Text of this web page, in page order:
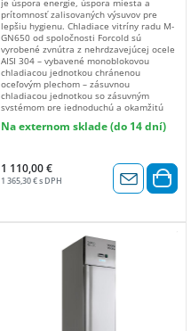
je úspora energie, úspora miesta a
prítomnosť zalisovaných výsuvov pre
lepšiu hygienu. Chladiace vitríny radu M-
GN650 od spoločnosti Forcold sú
vyrobené zvnútra z nehrdzavejúcej ocele
AISI 304 – vybavené monoblokovou
chladiacou jednotkou chránenou
oceľovým plechom – zásuvnou
chladiacou jednotkou so zásuvným
systémom pre jednoduchú a okamžitú
odstránenie/výmenu – tichým motorom s
TEPLOTA +0°C / +8°C VONKAJŠIE
ROZMERY 660 x 830 x 1985(v) mm
VNÚTORNÉ ROZMERY (d x š x v -mm) 535
hod. TYP CHLADENIA vetrané TYP
ODMRAZOVANIA automatické TYP
CHLADIACEHO PLYNU R600a PLYN (g) 105
ODPAROVANIE KONDENZOVANEJ VODY
automatické REGULÁCIA TEPLOTY
Na externom sklade (do 14 dní)
1 110,00 €
1 365,30 € s DPH